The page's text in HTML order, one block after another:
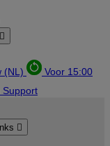

(NL)
Voor 15:00
Support
